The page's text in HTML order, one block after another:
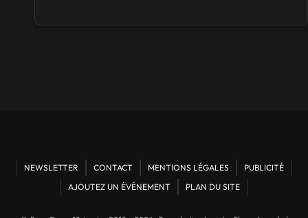
NEWSLETTER CONTACT MENTIONS LÉGALES
PUBLICITÉ
AJOUTEZ UN ÉVÉNEMENT
PLAN DU SITE